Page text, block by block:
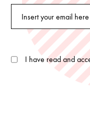
I have read and